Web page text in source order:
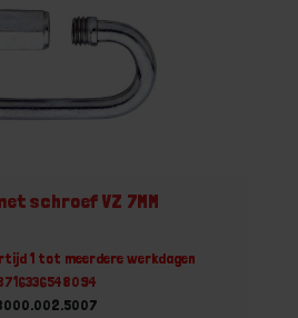
schroef VZ 7MM
1 tot meerdere werkdagen